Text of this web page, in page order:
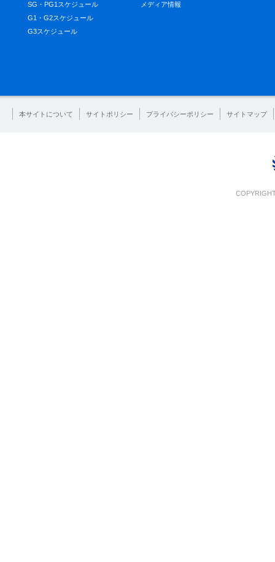
SG・PG1スケジュール
G1・G2スケジュール
G3スケジュール
メディア情報
本サイトについて サイトポリシー プライバシーポリシー サイトマップ